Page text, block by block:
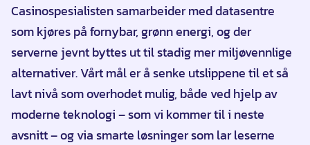
Casinospesialisten samarbeider med datasentre
som kjøres på fornybar, grønn energi, og der
serverne jevnt byttes ut til stadig mer miljøvennlige
alternativer. Vårt mål er å senke utslippene til et så
lavt nivå som overhodet mulig, både ved hjelp av
moderne teknologi – som vi kommer til i neste
avsnitt – og via smarte løsninger som lar leserne